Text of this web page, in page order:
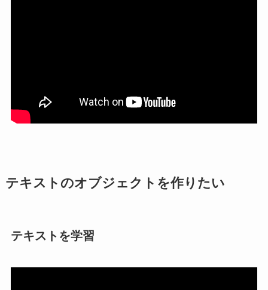
テキストのオブジェクトを作りたい
テキストを学習